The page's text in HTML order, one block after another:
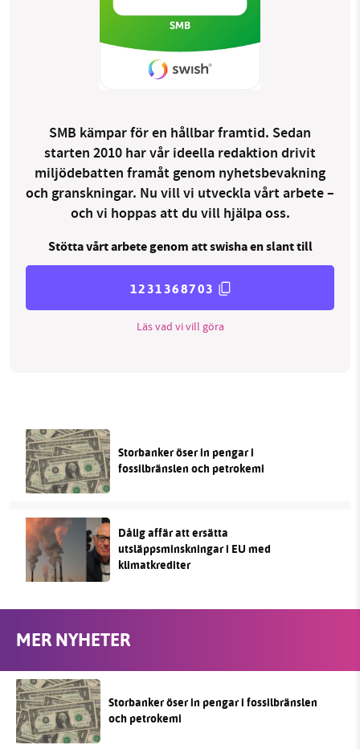
SMB kämpar för en hållbar framtid. Sedan
starten 2010 har vår ideella redaktion drivit
miljödebatten framåt genom nyhetsbevakning
och granskningar. Nu vill vi utveckla vårt arbete –
och vi hoppas att du vill hjälpa oss.
Stötta vårt arbete genom att swisha en slant till
1231368703
Läs vad vi vill göra
Storbanker öser in pengar i
fossilbränslen och petrokemi
Dålig affär att ersätta
utsläppsminskningar i EU med
klimatkrediter
MER NYHETER
Storbanker öser in pengar i fossilbränslen
och petrokemi